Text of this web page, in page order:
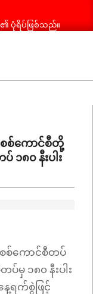
ပုံရိပ်ဖြစ်သည်။
စစ်ကောင်စီတို့
၈၀ နီးပါး
စစ်ကောင်စီတပ်
၁၈၀ နီးပါး
ရက်စွဲဖြင့်